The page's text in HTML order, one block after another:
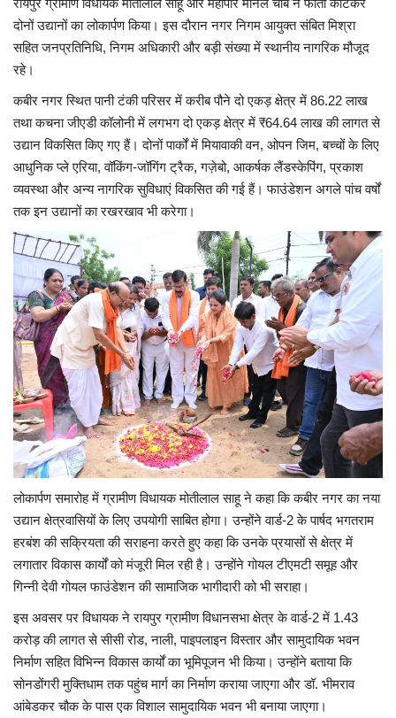
रायपुर ग्रामीण विधायक मोतीलाल साहू और महापौर मीनल चौबे ने फीता काटकर
दोनों उद्यानों का लोकार्पण किया। इस दौरान नगर निगम आयुक्त संबित मिश्रा
सहित जनप्रतिनिधि, निगम अधिकारी और बड़ी संख्या में स्थानीय नागरिक मौजूद
रहे।
कबीर नगर स्थित पानी टंकी परिसर में करीब पौने दो एकड़ क्षेत्र में 86.22 लाख
तथा कचना जीएडी कॉलोनी में लगभग दो एकड़ क्षेत्र में ₹64.64 लाख की लागत से
उद्यान विकसित किए गए हैं। दोनों पार्कों में मियावाकी वन, ओपन जिम, बच्चों के लिए
आधुनिक प्ले एरिया, वॉकिंग-जॉगिंग ट्रैक, गज़ेबो, आकर्षक लैंडस्केपिंग, प्रकाश
व्यवस्था और अन्य नागरिक सुविधाएं विकसित की गई हैं। फाउंडेशन अगले पांच वर्षों
तक इन उद्यानों का रखरखाव भी करेगा।
लोकार्पण समारोह में ग्रामीण विधायक मोतीलाल साहू ने कहा कि कबीर नगर का नया
उद्यान क्षेत्रवासियों के लिए उपयोगी साबित होगा। उन्होंने वार्ड-2 के पार्षद भगतराम
हरबंश की सक्रियता की सराहना करते हुए कहा कि उनके प्रयासों से क्षेत्र में
लगातार विकास कार्यों को मंजूरी मिल रही है। उन्होंने गोयल टीएमटी समूह और
गिन्नी देवी गोयल फाउंडेशन की सामाजिक भागीदारी को भी सराहा।
इस अवसर पर विधायक ने रायपुर ग्रामीण विधानसभा क्षेत्र के वार्ड-2 में 1.43
करोड़ की लागत से सीसी रोड, नाली, पाइपलाइन विस्तार और सामुदायिक भवन
निर्माण सहित विभिन्न विकास कार्यों का भूमिपूजन भी किया। उन्होंने बताया कि
सोनडोंगरी मुक्तिधाम तक पहुंच मार्ग का निर्माण कराया जाएगा और डॉ. भीमराव
आंबेडकर चौक के पास एक विशाल सामुदायिक भवन भी बनाया जाएगा।